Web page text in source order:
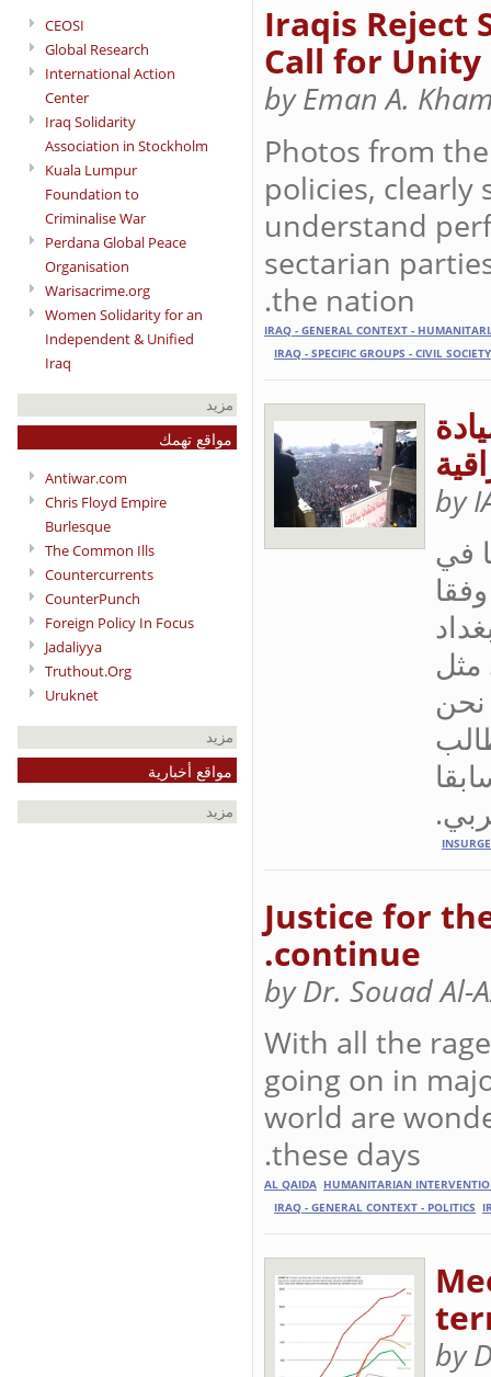
CEOSI
Global Research
International Action
Center
Iraq Solidarity
Association in Stockholm
Kuala Lumpur
Foundation to
Criminalise War
Perdana Global Peace
Organisation
Warisacrime.org
Women Solidarity for an
Independent & Unified
Iraq
Antiwar.com
Chris Floyd Empire
Burlesque
The Common Ills
Countercurrents
CounterPunch
Foreign Policy In Focus
Jadaliyya
Truthout.Org
Uruknet
Iraqis Reject
Call for Unity
by Eman A.
Photos from
policies,
understand
sectarian
the nation.
IRAQ - GENERAL CONTEXT -
IRAQ - SPECIFIC GROUPS - CIVIL SOCIETY
by
في
عراقي وفقا
نحن
Justice for
continue.
by Dr. Souad Al-
With all the
going on in
world are
these days.
AL QAIDA HUMANITARIAN
IRAQ - GENERAL CONTEXT - POLITICS
by